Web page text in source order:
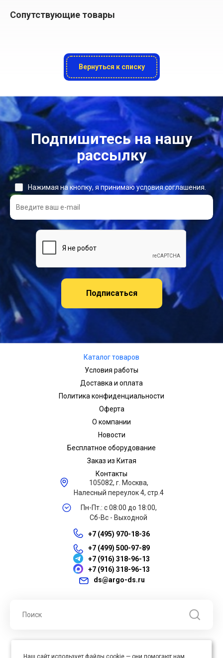
Сопутствующие товары
Вернуться к списку
Подпишитесь на нашу
рассылку
Подписаться
Нажимая на кнопку, я принимаю условия соглашения.
Каталог товаров
Условия работы
Доставка и оплата
Политика конфиденциальности
Оферта
О компании
Новости
Бесплатное оборудование
Заказ из Китая
Контакты
105082, г. Москва,
Налесный переулок 4, стр.4
Пн-Пт.: с 08:00 до 18:00,
Сб-Вс - Выходной
+7 (495) 970-18-36
+7 (499) 500-97-89
+7 (916) 318-96-13
+7 (916) 318-96-13
ds@argo-ds.ru
Наш сайт использует файлы cookie — они помогают нам